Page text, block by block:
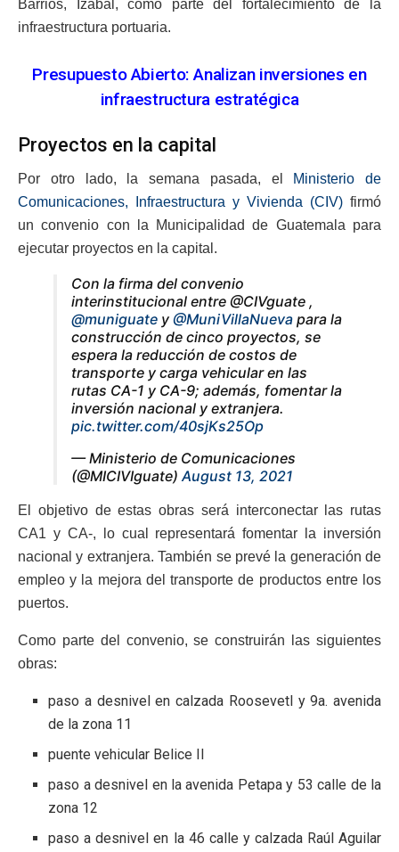
Barrios, Izabal, como parte del fortalecimiento de la
infraestructura portuaria.
Presupuesto Abierto: Analizan inversiones en
infraestructura estratégica
Proyectos en la capital
Por otro lado, la semana pasada, el
Ministerio de
Comunicaciones, Infraestructura y Vivienda (CIV) firmó
un convenio con la Municipalidad de Guatemala para
ejecutar proyectos en la capital.
Con la firma del convenio
interinstitucional entre @CIVguate ,
@muniguate y @MuniVillaNueva para la
construcción de cinco proyectos, se
espera la reducción de costos de
transporte y carga vehicular en las
rutas CA-1 y CA-9; además, fomentar la
inversión nacional y extranjera.
pic.twitter.com/40sjKs25Op
— Ministerio de Comunicaciones
(@MICIVIguate)August 13, 2021
El objetivo de estas obras será interconectar las rutas
CA1 y CA-, lo cual representará fomentar la inversión
nacional y extranjera. También se prevé la generación de
empleo y la mejora del transporte de productos entre los
puertos.
Como parte del convenio, se construirán las siguientes
obras:
paso a desnivel en calzada Roosevetl y 9a. avenida
de la zona 11
puente vehicular Belice II
paso a desnivel en la avenida Petapa y 53 calle de la
zona 12
paso a desnivel en la 46 calle y calzada Raúl Aguilar